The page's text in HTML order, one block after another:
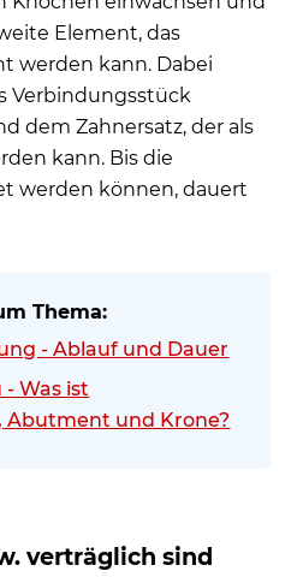
Element, das
werden kann. Dabei
Verbindungsstück
dem Zahnersatz, der als
kann. Bis die
werden können, dauert
- Ablauf und Dauer
Was ist
und Krone?
verträglich sind